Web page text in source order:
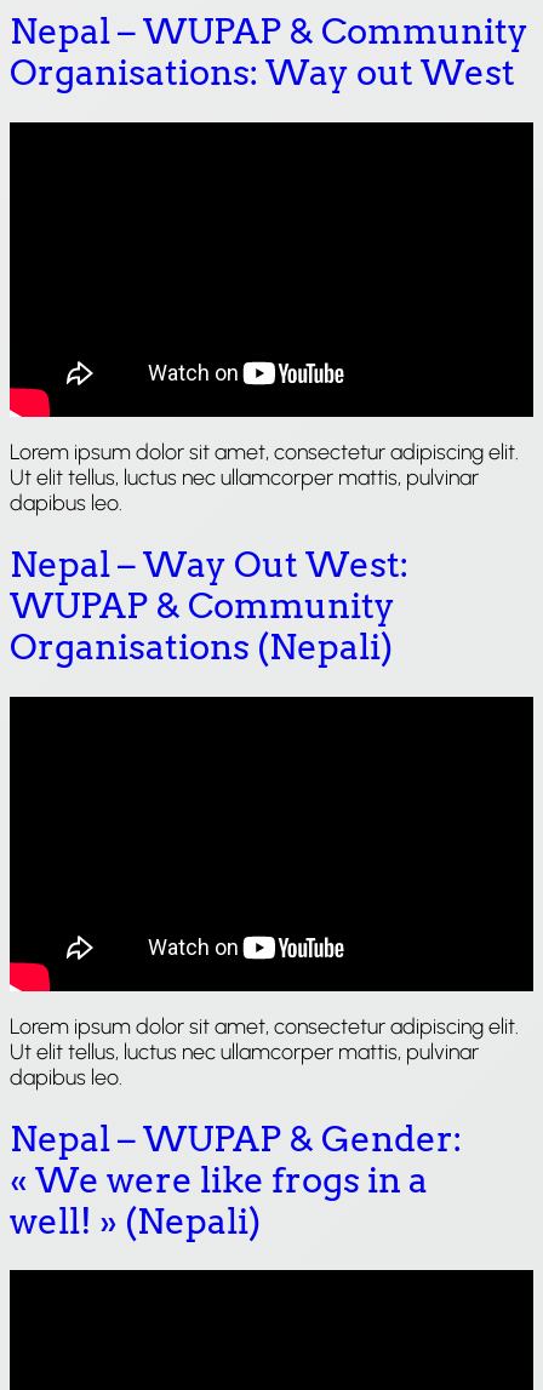
Nepal – WUPAP & Community
Organisations: Way out West
Lorem ipsum dolor sit amet, consectetur adipiscing elit.
Ut elit tellus, luctus nec ullamcorper mattis, pulvinar
dapibus leo.
Nepal – Way Out West:
WUPAP & Community
Organisations (Nepali)
Lorem ipsum dolor sit amet, consectetur adipiscing elit.
Ut elit tellus, luctus nec ullamcorper mattis, pulvinar
dapibus leo.
Nepal – WUPAP & Gender:
« We were like frogs in a
well! » (Nepali)